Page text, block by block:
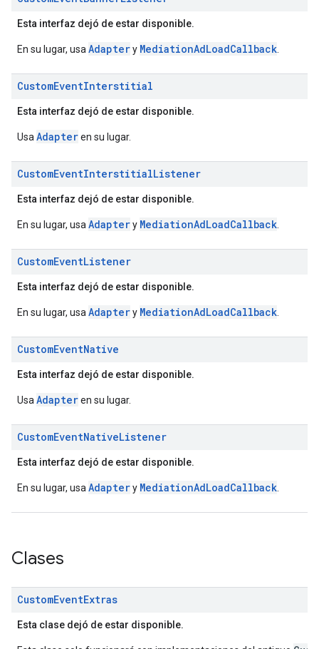
Esta interfaz dejó de estar disponible.
En su lugar, usa Adaptery MediationAdLoadCallback
CustomEventInterstitial
Esta interfaz dejó de estar disponible.
Usa Adapteren su lugar.
CustomEventInterstitialListener
Esta interfaz dejó de estar disponible.
En su lugar, usa Adaptery MediationAdLoadCallback
CustomEventListener
Esta interfaz dejó de estar disponible.
En su lugar, usa Adaptery MediationAdLoadCallback
CustomEventNative
Esta interfaz dejó de estar disponible.
Usa Adapteren su lugar.
CustomEventNativeListener
Esta interfaz dejó de estar disponible.
En su lugar, usa Adaptery MediationAdLoadCallback
Clases
CustomEventExtras
Esta clase dejó de estar disponible.